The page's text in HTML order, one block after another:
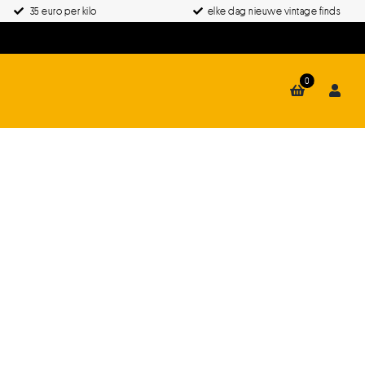
35 euro per kilo elke dag nieuwe vintage finds
0